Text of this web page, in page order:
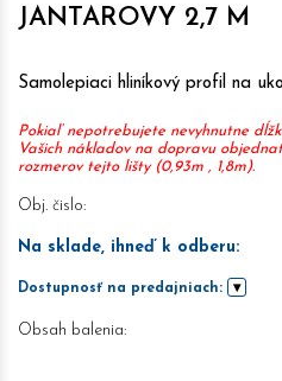
JANTAROVY 2,7 M
Samolepiaci hliníkový profil na
Pokiaľ nepotrebujete nevyhnutne
Vašich nákladov na dopravu
rozmerov tejto lišty (0,93m , 1,8m).
Obj. čislo:
Na sklade, ihneď k odberu:
Dostupnosť na predajniach:
Obsah balenia: